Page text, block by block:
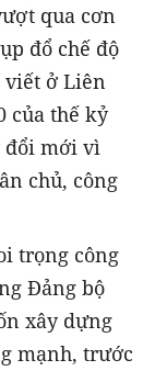
qua cơn
đổ chế độ
ở Liên
của thế kỷ
mới vì
chủ, công
trọng công
Đảng bộ
xây dựng
mạnh, trước